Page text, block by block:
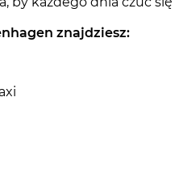
znajdziesz: